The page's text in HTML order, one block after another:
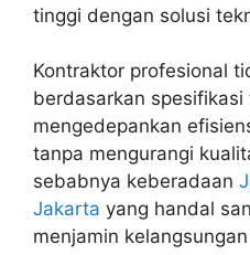
tinggi dengan solusi
Kontraktor profesional
berdasarkan
mengedepankan
tanpa mengurangi
sebabnya keberadaan
Jakarta yang handal
menjamin